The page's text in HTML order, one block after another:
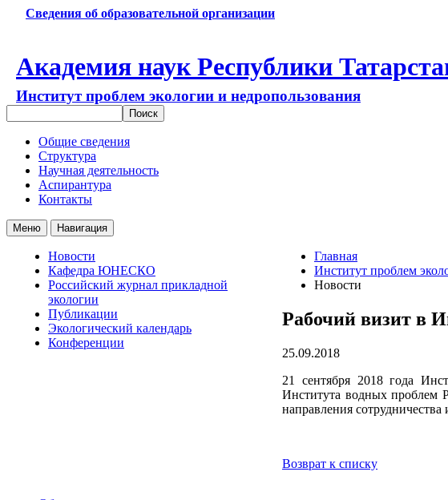
Сведения об образовательной организации
Академия наук Республики
Институт проблем экологии и недропользования
Общие сведения
Структура
Научная деятельность
Аспирантура
Контакты
Меню Навигация
Новости
Кафедра ЮНЕСКО
Российский журнал прикладной
экологии
Публикации
Экологический календарь
Конференции
Главная
Институт проблем
Новости
Рабочий визит в
25.09.2018
21 сентября 2018 года
Института водных проблем
направления
Возврат к списку